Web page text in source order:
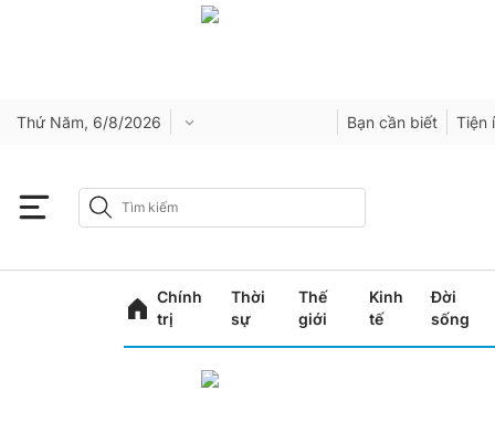
Thứ Năm, 6/8/2026 Bạn cần biết Tiện
Chính
trị
Thời
sự
Thế
giới
Kinh
tế
Đời
sống